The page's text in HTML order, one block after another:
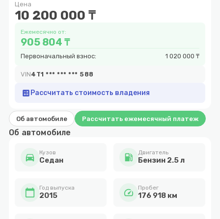
Цена
10 200 000 ₸
Ежемесячно от:
905 804 ₸
Первоначальный взнос: 1 020 000 ₸
VIN4T1 *** *** *** 588
calculate Рассчитать стоимость владения
Об автомобиле Рассчитать ежемесячный платеж
Об автомобиле
directions_car Кузов
Cедан local_gas_station Двигатель
Бензин 2.5 л
calendar_today Год выпуска
2015 speed Пробег
176 918 км